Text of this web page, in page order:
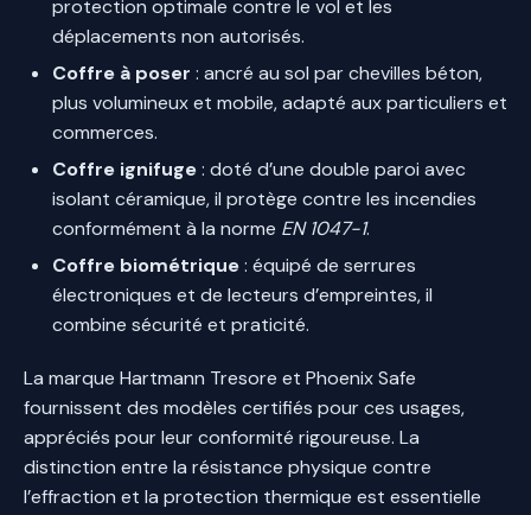
protection optimale contre le vol et les
déplacements non autorisés.
Coffre à poser : ancré au sol par chevilles béton,
plus volumineux et mobile, adapté aux particuliers et
commerces.
Coffre ignifuge: doté d’une double paroi avec
isolant céramique, il protège contre les incendies
conformément à la norme EN 1047-1.
Coffre biométrique: équipé de serrures
électroniques et de lecteurs d’empreintes, il
combine sécurité et praticité.
La marque Hartmann Tresore et Phoenix Safe
fournissent des modèles certifiés pour ces usages,
appréciés pour leur conformité rigoureuse. La
distinction entre la résistance physique contre
l’effraction et la protection thermique est essentielle